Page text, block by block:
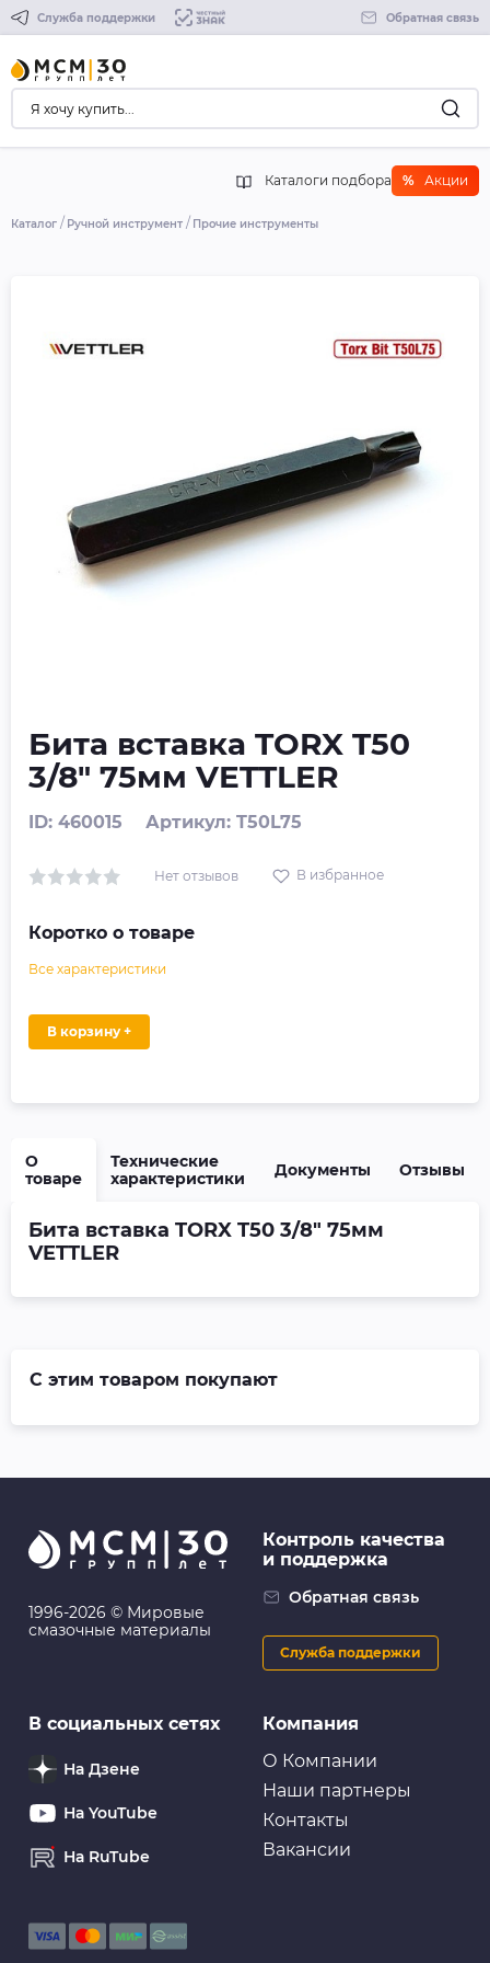
Служба поддержки Обратная связь
Каталоги подбора % Акции
Каталог Ручной инструмент Прочие инструменты
Бита вставка TORX T50
3/8" 75мм VETTLER
ID: 460015 Артикул: T50L75
Нет отзывов В избранное
Коротко о товаре
Все характеристики
В корзину +
О
товаре
Технические
характеристики
Документы Отзывы
Бита вставка TORX T50 3/8" 75мм
VETTLER
С этим товаром покупают
1996-2026 © Мировые
смазочные материалы
Компания
О Компании
Наши партнеры
Контакты
Вакансии
Контроль качества
и поддержка
Обратная связь
Служба поддержки
В социальных сетях
На Дзене
На YouTube
На RuTube